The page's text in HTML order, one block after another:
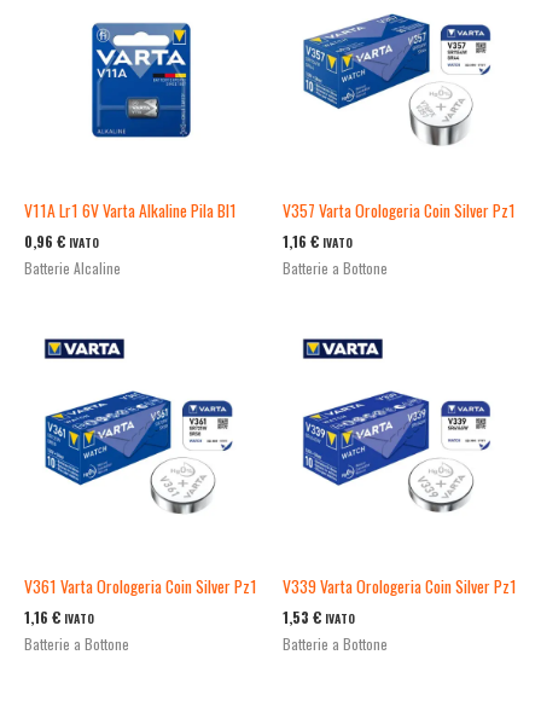
V11A Lr1 6V Varta Alkaline Pila Bl1
0,96 € IVATO
Batterie Alcaline
V357 Varta Orologeria Coin Silver Pz1
1,16 € IVATO
Batterie a Bottone
V361 Varta Orologeria Coin Silver Pz1
1,16 € IVATO
Batterie a Bottone
V339 Varta Orologeria Coin Silver Pz1
1,53 € IVATO
Batterie a Bottone